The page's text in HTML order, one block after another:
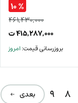
۴۶۱,۴۳۰,۰۰۰
۴۱۵,۲۸۷,۰۰۰ت
ت.
% ۱۰
بروزرسانی قیمت:امروز
8
9 بعدی ←